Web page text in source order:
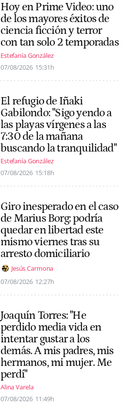
Hoy en Prime Video: uno
de los mayores éxitos de
ciencia ficción y terror
con tan solo 2 temporadas
Estefanía González
07/08/2026 15:31h
El refugio de Iñaki
Gabilondo: "Sigo yendo a
las playas vírgenes a las
7:30 de la mañana
buscando la tranquilidad"
Estefanía González
07/08/2026 15:18h
Giro inesperado en el caso
de Marius Borg: podría
quedar en libertad este
mismo viernes tras su
arresto domiciliario
Jesús Carmona
07/08/2026 12:27h
Joaquín Torres: "He
perdido media vida en
intentar gustar a los
demás. A mis padres, mis
hermanos, mi mujer. Me
perdí"
Alina Varela
07/08/2026 11:49h